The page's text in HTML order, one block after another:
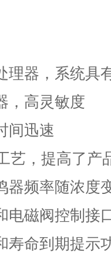
器，系统具
，高灵敏度
间迅速
艺，提高了产
频率随浓度
磁阀控制接
命到期提示